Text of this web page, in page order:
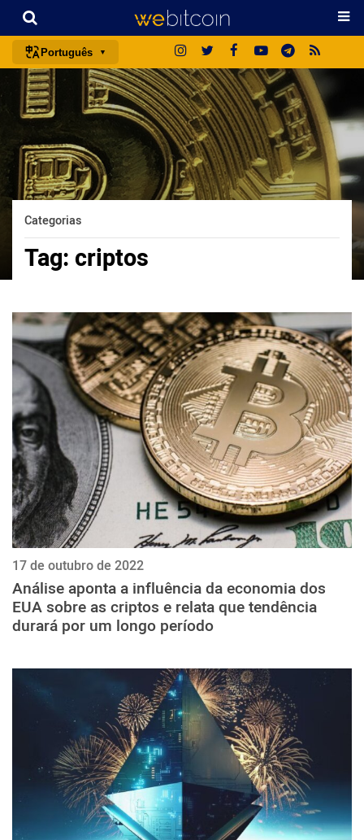
Português
português (BR)
english
español
français
italiano
日本語
中文
한국어
العربية
ไทย
ქართული
polski
vietnamese
Categorias
Tag: criptos
17 de outubro de 2022
Análise aponta a influência da economia dos
EUA sobre as criptos e relata que tendência
durará por um longo período